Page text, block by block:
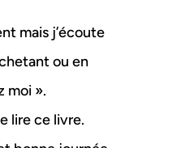
mais j’écoute
ou en
moi ».
lire ce livre.